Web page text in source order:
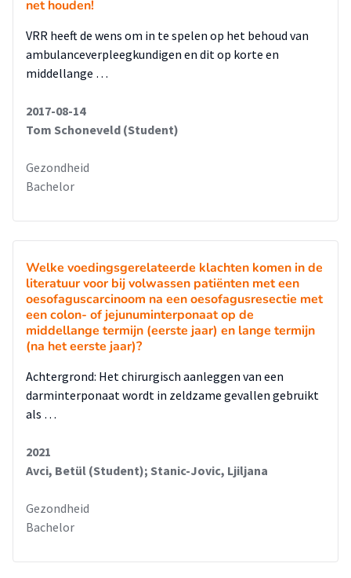
net houden!
VRR heeft de wens om in te spelen op het behoud van
ambulanceverpleegkundigen en dit op korte en
middellange …
2017-08-14
Tom Schoneveld (Student)
Gezondheid
Bachelor
Welke voedingsgerelateerde klachten komen in de
literatuur voor bij volwassen patiënten met een
oesofaguscarcinoom na een oesofagusresectie met
een colon- of jejunuminterponaat op de
middellange termijn (eerste jaar) en lange termijn
(na het eerste jaar)?
Achtergrond: Het chirurgisch aanleggen van een
darminterponaat wordt in zeldzame gevallen gebruikt
als …
2021
Avci, Betül (Student); Stanic-Jovic, Ljiljana
Gezondheid
Bachelor